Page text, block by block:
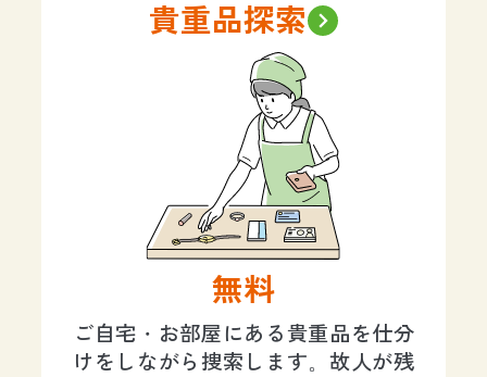
貴重品探索
無料
ご自宅・お部屋にある貴重品を仕分
けをしながら捜索します。故人が残